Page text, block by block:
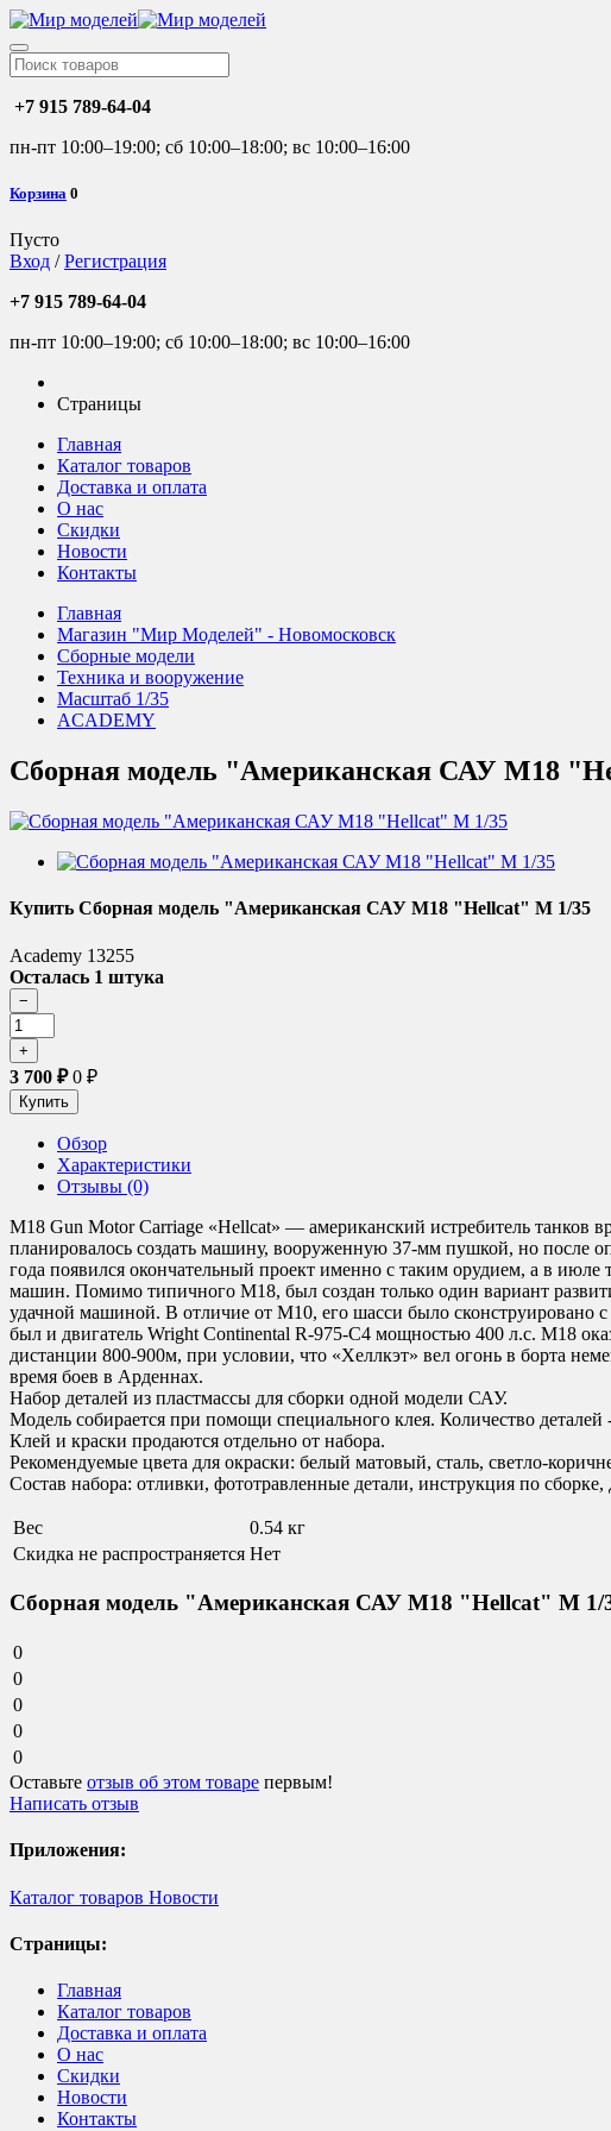
+7 915 789-64-04
пн-пт 10:00–19:00; сб 10:00–18:00; вс 10:00–16:00
Корзина 0
Пусто
Вход /Регистрация
+7 915 789-64-04
пн-пт 10:00–19:00; сб 10:00–18:00; вс 10:00–16:00
Страницы
Главная
Каталог товаров
Доставка и оплата
О нас
Скидки
Новости
Контакты
Главная
Магазин "Мир Моделей" - Новомосковск
Сборные модели
Техника и вооружение
Масштаб 1/35
ACADEMY
Сборная модель "Американская САУ M18
Купить Сборная модель "Американская САУ M18 "Hellcat" М 1/35
Academy 13255
Осталась 1 штука
3 700 ₽0 ₽
Обзор
Характеристики
Отзывы (0)
M18 Gun Motor Carriage «Hellcat» — американский истребитель танков
планировалось создать машину, вооруженную 37-мм пушкой, но после
года появился окончательный проект именно с таким орудием, а в июле
машин. Помимо типичного M18, был создан только один вариант
удачной машиной. В отличие от М10, его шасси было сконструировано
был и двигатель Wright Continental R-975-C4 мощностью 400 л.с. М18
дистанции 800-900м, при условии, что «Хеллкэт» вел огонь в борта
время боев в Арденнах.
Набор деталей из пластмассы для сборки одной модели САУ.
Модель собирается при помощи специального клея. Количество
Клей и краски продаются отдельно от набора.
Рекомендуемые цвета для окраски: белый матовый, сталь, светло-
Состав набора: отливки, фототравленные детали, инструкция по сборке,
Вес
0.54 кг
Скидка не распространяется Нет
Сборная модель "Американская САУ M18 "Hellcat" М 1/
0
0
0
0
0
Оставьте отзыв об этом товаре первым!
Написать отзыв
Приложения:
Каталог товаров Новости
Страницы:
Главная
Каталог товаров
Доставка и оплата
О нас
Скидки
Новости
Контакты